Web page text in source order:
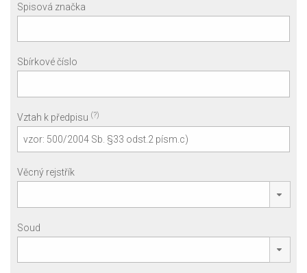
Spisová značka
Sbírkové číslo
Vztah k předpisu (?)
Věcný rejstřík
Soud